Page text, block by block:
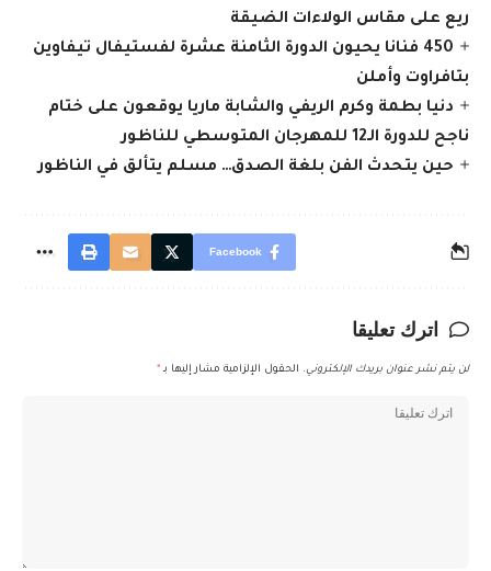
ريع على مقاس الولاءات الضيقة
450 فنانا يحيون الدورة الثامنة عشرة لفستيفال تيفاوين
بتافراوت وأملن
دنيا بطمة وكرم الريفي والشابة ماريا يوقعون على ختام
ناجح للدورة الـ12 للمهرجان المتوسطي للناظور
حين يتحدث الفن بلغة الصدق… مسلم يتألق في الناظور
Facebook
اترك تعليقا
لن يتم نشر عنوان بريدك الإلكتروني. الحقول الإلزامية مشار إليها بـ *